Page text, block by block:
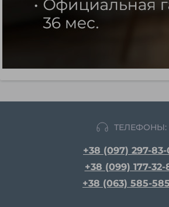
ТЕЛЕФОНЫ:
+38 (097) 297-
+38 (099) 177-32-
+38 (063) 585-